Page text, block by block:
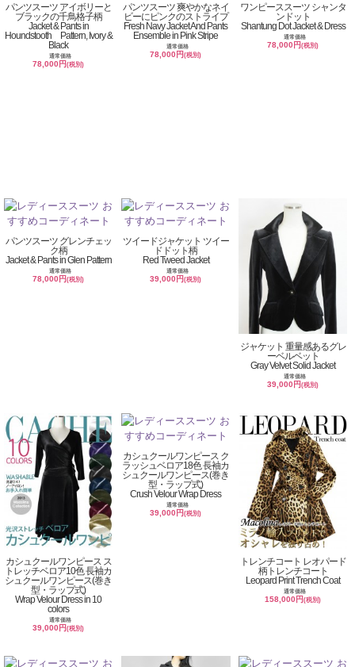
パンツスーツ アイボリーと
ブラックの千鳥格子柄
Jacket & Pants in
Houndstooth Pattern, Ivory &
Black
通常価格
78,000円(税別)
パンツスーツ 爽やかなネイ
ビーにピンクのストライプ
Fresh Navy Jacket And Pants
Ensemble in Pink Stripe
通常価格
78,000円(税別)
ワンピーススーツ シャンタ
ンドット
Shantung Dot Jacket & Dress
通常価格
78,000円(税別)
パンツスーツ グレンチェッ
ク柄
Jacket & Pants in Glen Pattern
通常価格
78,000円(税別)
ツイードジャケット ツイー
ドドット柄
Red Tweed Jacket
通常価格
39,000円(税別)
ジャケット 重量感あるグレ
ーベルベット
Gray Velvet Solid Jacket
通常価格
39,000円(税別)
カシュクールワンピース ス
トレッチベロア10色 長袖カ
シュクールワンピース(巻き
型・ラップ式)
Wrap Velour Dress in 10
colors
通常価格
39,000円(税別)
カシュクールワンピース ク
ラッシュベロア18色 長袖カ
シュクールワンピース(巻き
型・ラップ式)
Crush Velour Wrap Dress
通常価格
39,000円(税別)
トレンチコート レオパード
柄トレンチコート
Leopard Print Trench Coat
通常価格
158,000円(税別)